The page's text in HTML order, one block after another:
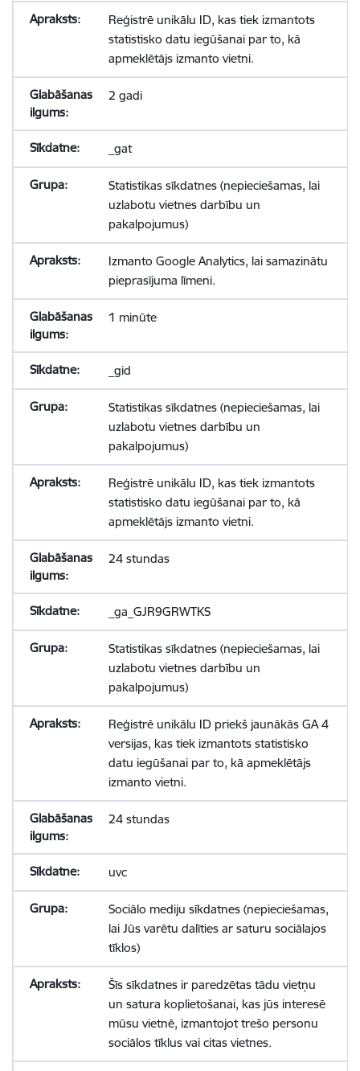
Reģistrē unikālu ID, kas tiek izmantots
statistisko datu iegūšanai par to, kā
apmeklētājs izmanto vietni.
2 gadi
_gat
Statistikas sīkdatnes (nepieciešamas, lai
uzlabotu vietnes darbību un
pakalpojumus)
Izmanto Google Analytics, lai samazinātu
pieprasījuma līmeni.
1 minūte
_gid
Statistikas sīkdatnes (nepieciešamas, lai
uzlabotu vietnes darbību un
pakalpojumus)
Reģistrē unikālu ID, kas tiek izmantots
statistisko datu iegūšanai par to, kā
apmeklētājs izmanto vietni.
24 stundas
_ga_GJR9GRWTKS
Statistikas sīkdatnes (nepieciešamas, lai
uzlabotu vietnes darbību un
pakalpojumus)
Reģistrē unikālu ID priekš jaunākās GA 4
versijas, kas tiek izmantots statistisko
datu iegūšanai par to, kā apmeklētājs
izmanto vietni.
24 stundas
uvc
Sociālo mediju sīkdatnes (nepieciešamas,
lai Jūs varētu dalīties ar saturu sociālajos
tīklos)
Šīs sīkdatnes ir paredzētas tādu vietņu
un satura koplietošanai, kas jūs interesē
mūsu vietnē, izmantojot trešo personu
sociālos tīklus vai citas vietnes.